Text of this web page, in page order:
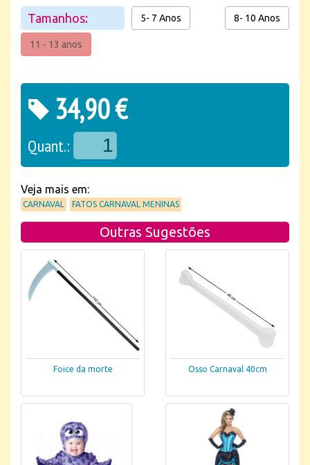
Tamanhos: 5- 7 Anos 8- 10 Anos
11 - 13 anos
34,90 €
Quant.:
Veja mais em:
CARNAVAL FATOS CARNAVAL MENINAS
Outras Sugestões
Foice da morte Osso Carnaval 40cm